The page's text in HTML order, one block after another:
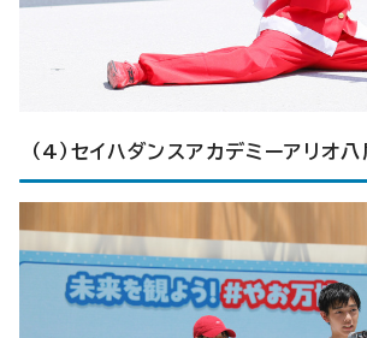
（4）セイハダンスアカデミーアリオ八